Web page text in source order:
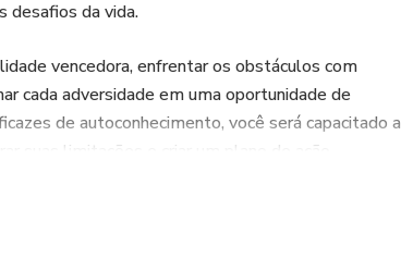
desafios da vida.
vencedora, enfrentar os obstáculos com
cada adversidade em uma oportunidade de
de autoconhecimento, você será capacitado a
suas limitações e criar um plano de ação
sucesso em todas as áreas da sua vida.